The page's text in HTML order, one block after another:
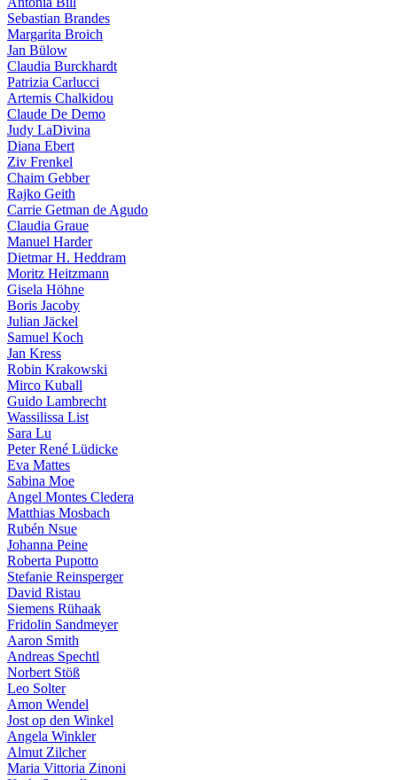
Sebastian Brandes
Margarita Broich
Jan Bülow
Claudia Burckhardt
Patrizia Carlucci
Artemis Chalkidou
Claude De Demo
Judy LaDivina
Diana Ebert
Ziv Frenkel
Chaim Gebber
Rajko Geith
Carrie Getman de Agudo
Claudia Graue
Manuel Harder
Dietmar H. Heddram
Moritz Heitzmann
Gisela Höhne
Boris Jacoby
Julian Jäckel
Samuel Koch
Jan Kress
Robin Krakowski
Mirco Kuball
Guido Lambrecht
Wassilissa List
Sara Lu
Peter René Lüdicke
Eva Mattes
Sabina Moe
Angel Montes Cledera
Matthias Mosbach
Rubén Nsue
Johanna Peine
Roberta Pupotto
Stefanie Reinsperger
David Ristau
Siemens Rühaak
Fridolin Sandmeyer
Aaron Smith
Andreas Spechtl
Norbert Stöß
Leo Solter
Amon Wendel
Jost op den Winkel
Angela Winkler
Almut Zilcher
Maria Vittoria Zinoni